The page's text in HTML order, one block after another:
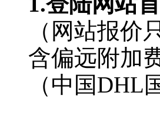
匿名用户
（网站报
含偏远附加
（中国DHL